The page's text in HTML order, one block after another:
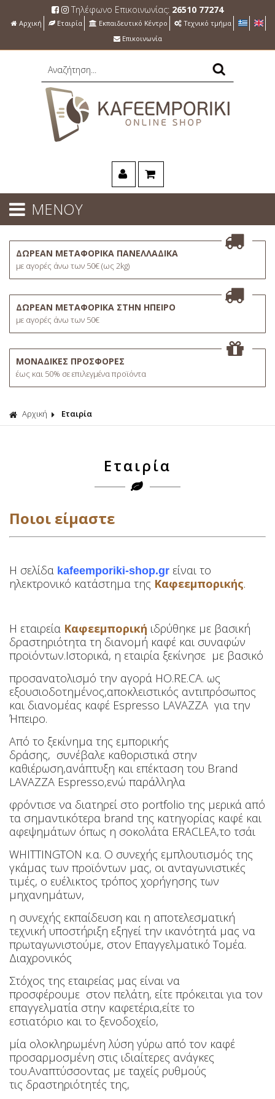
Τηλέφωνο Επικοινωνίας: 26510 77274
Αρχική Εταιρία Εκπαιδευτικό Κέντρο
Τεχνικό τμήμα
Επικοινωνία
ΜΕΝΟΥ
ΔΩΡΕΑΝ ΜΕΤΑΦΟΡΙΚΑ ΠΑΝΕΛΛΑΔΙΚΑ
με αγορές άνω των 50€ (ως 2kg)
ΔΩΡΕΑΝ ΜΕΤΑΦΟΡΙΚΑ ΣΤΗΝ ΗΠΕΙΡΟ
με αγορές άνω των 50€
ΜΟΝΑΔΙΚΕΣ ΠΡΟΣΦΟΡΕΣ
έως και 50% σε επιλεγμένα προϊόντα
Αρχική Εταιρία
Εταιρία
Ποιοι είμαστε
Η σελίδα kafeemporiki-shop.gr είναι το
ηλεκτρονικό κατάστημα της Καφεεμπορικής.
Η εταιρεία Καφεεμπορική ιδρύθηκε με βασική
δραστηριότητα τη διανομή καφέ και συναφών
προϊόντων.Ιστορικά, η εταιρία ξεκίνησε με βασικό
προσανατολισμό την αγορά HO.RE.CA. ως
εξουσιοδοτημένος,αποκλειστικός αντιπρόσωπος
και διανομέας καφέ Espresso LAVAZZA για την
Ήπειρο.
Από το ξεκίνημα της εμπορικής
δράσης, συνέβαλε καθοριστικά στην
καθιέρωση,ανάπτυξη και επέκταση του Brand
LAVAZZA Espresso,ενώ παράλληλα
φρόντισε να διατηρεί στο portfolio της μερικά από
τα σημαντικότερα brand της κατηγορίας καφέ και
αφεψημάτων όπως η σοκολάτα ΕRACLEA,το τσάι
WHITTINGTON κ.α. Ο συνεχής εμπλουτισμός της
γκάμας των προϊόντων μας, οι ανταγωνιστικές
τιμές, ο ευέλικτος τρόπος χορήγησης των
μηχανημάτων,
η συνεχής εκπαίδευση και η αποτελεσματική
τεχνική υποστήριξη εξηγεί την ικανότητά μας να
πρωταγωνιστούμε, στον Επαγγελματικό Τομέα.
Διαχρονικός
Στόχος της εταιρείας μας είναι να
προσφέρουμε στον πελάτη, είτε πρόκειται για τον
επαγγελματία στην καφετέρια,είτε το
εστιατόριο και το ξενοδοχείο,
μία ολοκληρωμένη λύση γύρω από τον καφέ
προσαρμοσμένη στις ιδιαίτερες ανάγκες
του.Αναπτύσσοντας με ταχείς ρυθμούς
τις δραστηριότητές της,